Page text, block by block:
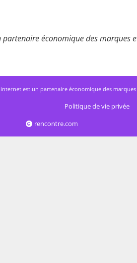
économique des marques
internet est un partenaire économique des marques
Politique de vie privée
rencontre.com